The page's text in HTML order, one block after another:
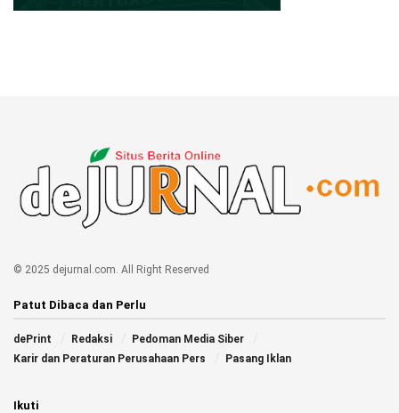
© 2025 dejurnal.com. All Right Reserved
Patut Dibaca dan Perlu
dePrint Redaksi
Pedoman Media Siber
Karir dan Peraturan Perusahaan Pers
Pasang Iklan
Ikuti